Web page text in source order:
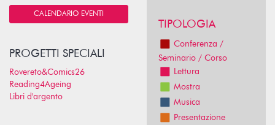
CALENDARIO EVENTI
PROGETTI SPECIALI
Rovereto&Comics26
Reading4Ageing
Libri d'argento
TIPOLOGIA
Conferenza /
Seminario / Corso
Lettura
Mostra
Musica
Presentazione